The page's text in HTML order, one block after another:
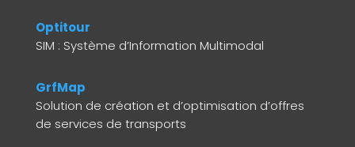
Optitour
SIM : Système d’Information Multimodal
GrfMap
Solution de création et d’optimisation d’offres
de services de transports